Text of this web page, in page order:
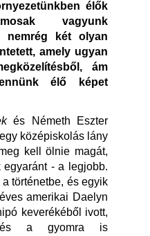
élők
vagyunk
nemrég két olyan
amely ugyan
ám
élő képet
és Németh Eszter
középiskolás lány
kell ölnie magát,
- a legjobb.
történetbe, és egyik
amerikai Daelyn
keverékéből ivott,
és a gyomra is